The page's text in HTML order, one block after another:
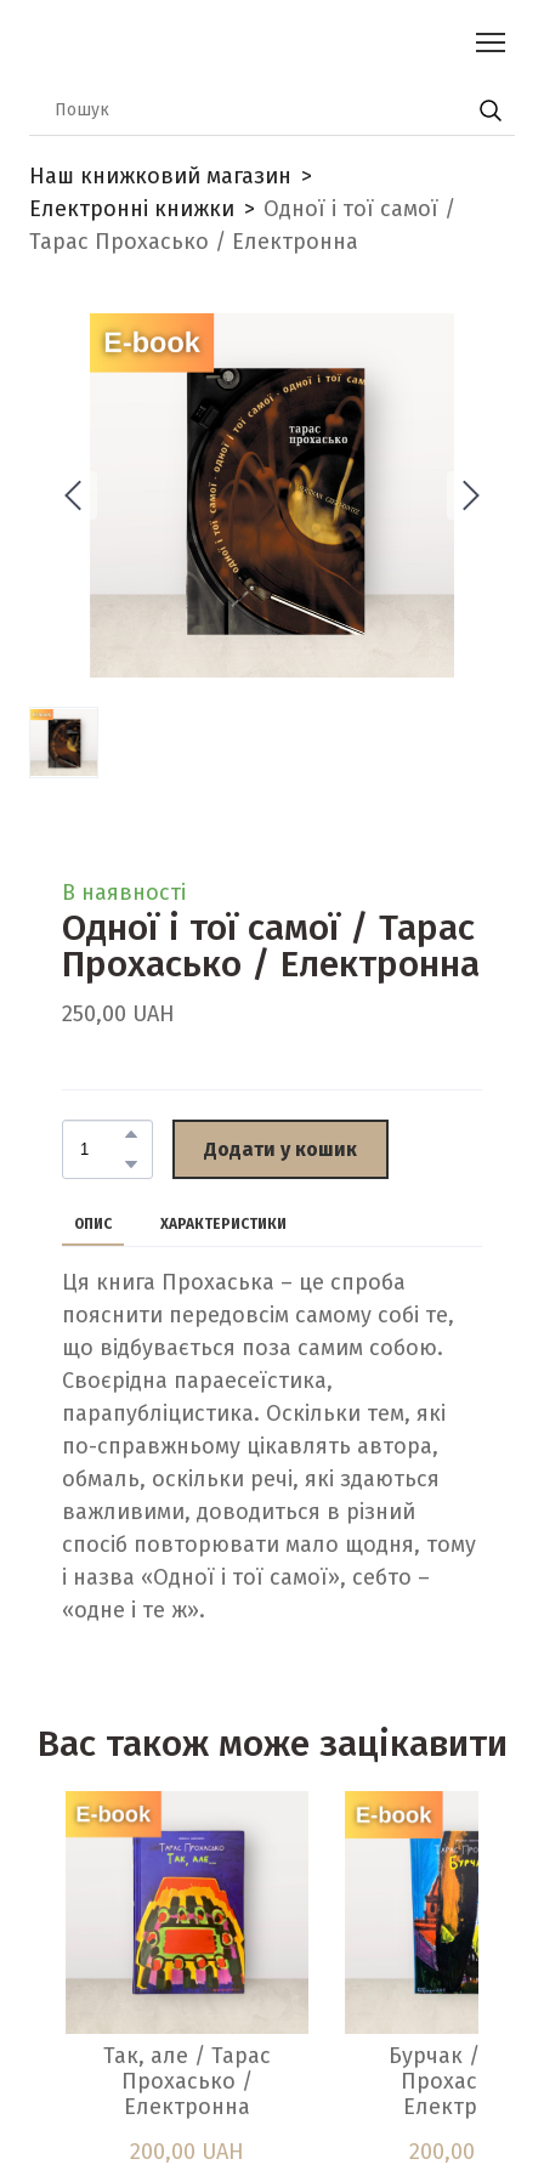
Наш книжковий магазин
Електронні книжки
Одної і тої самої /
Тарас Прохасько / Електронна
В наявності
Одної і тої самої / Тарас
Прохасько / Електронна
250,00 UAH
Додати у кошик
ОПИС ХАРАКТЕРИСТИКИ
Ця книга Прохаська – це спроба
пояснити передовсім самому собі те,
що відбувається поза самим собою.
Своєрідна параесеїстика,
парапубліцистика. Оскільки тем, які
по-справжньому цікавлять автора,
обмаль, оскільки речі, які здаються
важливими, доводиться в різний
спосіб повторювати мало щодня, тому
і назва «Одної і тої самої», себто –
«одне і те ж».
Вас також може зацікавити
Так, але / Тарас
Прохасько /
Електронна
200,00 UAH
Бурчак / Тарас
Прохасько /
Електронна
200,00 UAH